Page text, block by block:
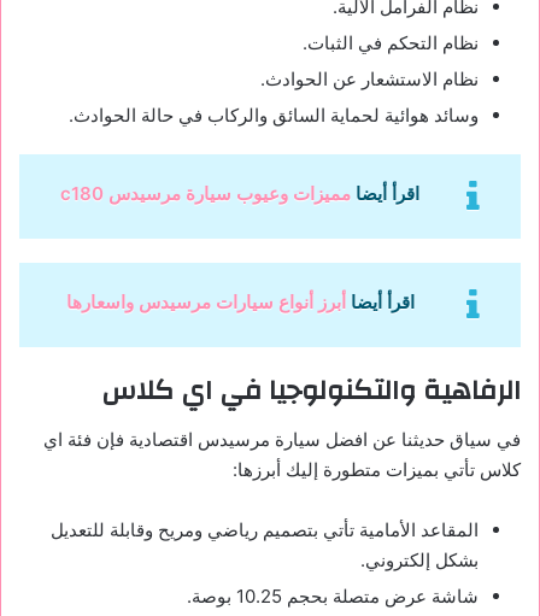
نظام الفرامل الآلية.
نظام التحكم في الثبات.
نظام الاستشعار عن الحوادث.
وسائد هوائية لحماية السائق والركاب في حالة الحوادث.
اقرأ أيضا مميزات وعيوب سيارة مرسيدس c180
اقرأ أيضا أبرز أنواع سيارات مرسيدس واسعارها
الرفاهية والتكنولوجيا في اي كلاس
في سياق حديثنا عن افضل سيارة مرسيدس اقتصادية فإن فئة اي
كلاس تأتي بميزات متطورة إليك أبرزها:
المقاعد الأمامية تأتي بتصميم رياضي ومريح وقابلة للتعديل
بشكل إلكتروني.
شاشة عرض متصلة بحجم 10.25 بوصة.